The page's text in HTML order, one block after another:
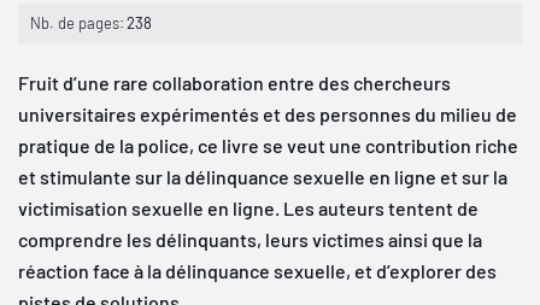
Nb. de pages:238
Fruit d’une rare collaboration entre des chercheurs
universitaires expérimentés et des personnes du milieu de
pratique de la police, ce livre se veut une contribution riche
et stimulante sur la délinquance sexuelle en ligne et sur la
victimisation sexuelle en ligne. Les auteurs tentent de
comprendre les délinquants, leurs victimes ainsi que la
réaction face à la délinquance sexuelle, et d’explorer des